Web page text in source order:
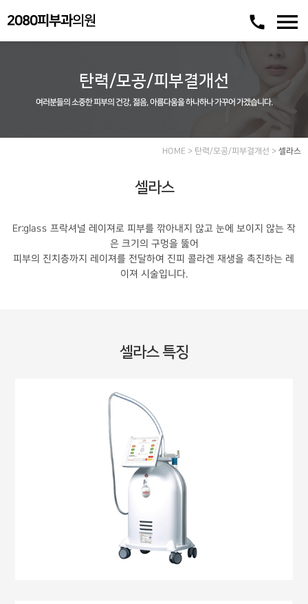
2080피부과의원 call menu
탄력/모공/피부결개선
여러분들의 소중한 피부의 건강, 젊음, 아름다움을 하나하나 가꾸어 가겠습니다.
HOME > 탄력/모공/피부결개선 >셀라스
셀라스
Er:glass 프락셔널 레이져로 피부를 깎아내지 않고 눈에 보이지 않는 작
은 크기의 구멍을 뚫어
피부의 진치층까지 레이져를 전달하여 진피 콜라겐 재생을 촉진하는 레
이져 시술입니다.
셀라스 특징